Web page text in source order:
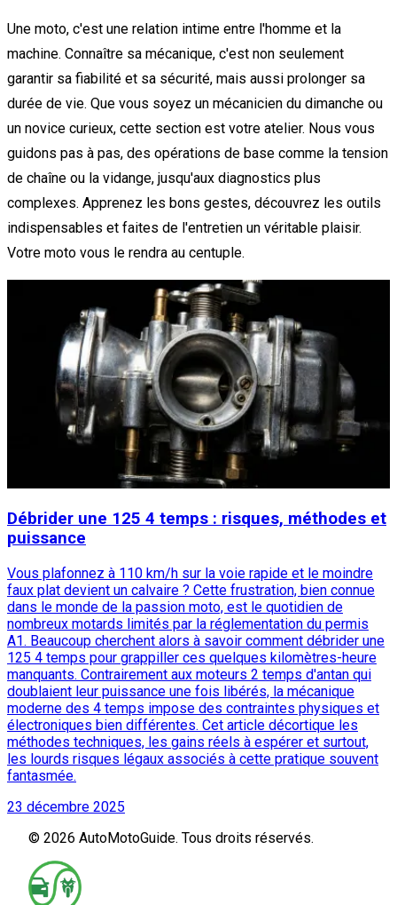
Une moto, c'est une relation intime entre l'homme et la
machine. Connaître sa mécanique, c'est non seulement
garantir sa fiabilité et sa sécurité, mais aussi prolonger sa
durée de vie. Que vous soyez un mécanicien du dimanche ou
un novice curieux, cette section est votre atelier. Nous vous
guidons pas à pas, des opérations de base comme la tension
de chaîne ou la vidange, jusqu'aux diagnostics plus
complexes. Apprenez les bons gestes, découvrez les outils
indispensables et faites de l'entretien un véritable plaisir.
Votre moto vous le rendra au centuple.
Débrider une 125 4 temps : risques, méthodes et
puissance
Vous plafonnez à 110 km/h sur la voie rapide et le moindre
faux plat devient un calvaire ? Cette frustration, bien connue
dans le monde de la passion moto, est le quotidien de
nombreux motards limités par la réglementation du permis
A1. Beaucoup cherchent alors à savoir comment débrider une
125 4 temps pour grappiller ces quelques kilomètres-heure
manquants. Contrairement aux moteurs 2 temps d'antan qui
doublaient leur puissance une fois libérés, la mécanique
moderne des 4 temps impose des contraintes physiques et
électroniques bien différentes. Cet article décortique les
méthodes techniques, les gains réels à espérer et surtout,
les lourds risques légaux associés à cette pratique souvent
fantasmée.
23 décembre 2025
© 2026 AutoMotoGuide. Tous droits réservés.